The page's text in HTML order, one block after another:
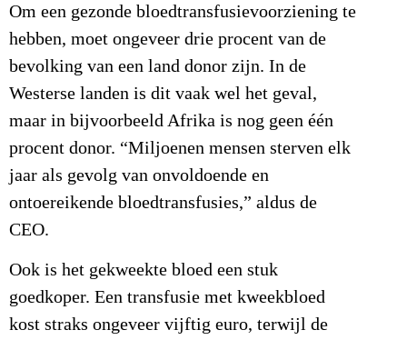
Om een gezonde bloedtransfusievoorziening te
hebben, moet ongeveer drie procent van de
bevolking van een land donor zijn. In de
Westerse landen is dit vaak wel het geval,
maar in bijvoorbeeld Afrika is nog geen één
procent donor. “Miljoenen mensen sterven elk
jaar als gevolg van onvoldoende en
ontoereikende bloedtransfusies,” aldus de
CEO.
Ook is het gekweekte bloed een stuk
goedkoper. Een transfusie met kweekbloed
kost straks ongeveer vijftig euro, terwijl de